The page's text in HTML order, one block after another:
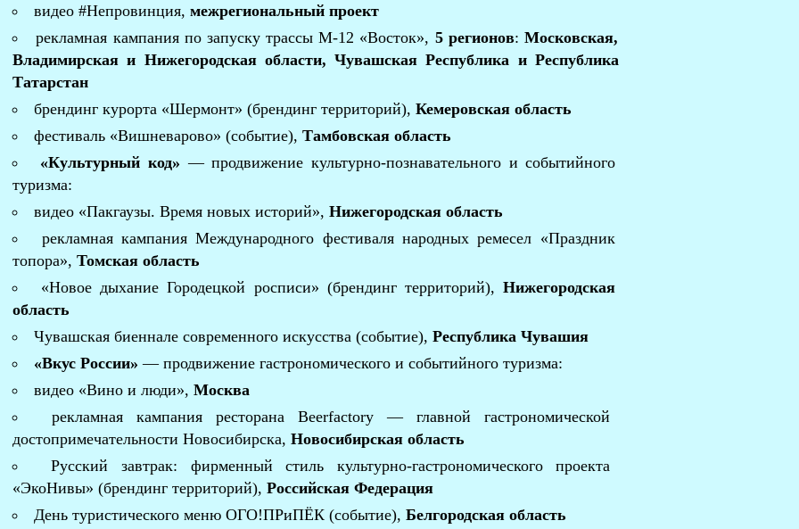
видео #Непровинция, межрегиональный проект
рекламная кампания по запуску трассы М-12 «Восток», 5 регионов: Московская,
Владимирская и Нижегородская области, Чувашская Республика и Республика
Татарстан
брендинг курорта «Шермонт» (брендинг территорий), Кемеровская область
фестиваль «Вишневарово» (событие), Тамбовская область
«Культурный код» — продвижение культурно-познавательного и событийного
туризма:
видео «Пакгаузы. Время новых историй», Нижегородская область
рекламная кампания Международного фестиваля народных ремесел «Праздник
топора», Томская область
«Новое дыхание Городецкой росписи» (брендинг территорий), Нижегородская
область
Чувашская биеннале современного искусства (событие), Республика Чувашия
«Вкус России» — продвижение гастрономического и событийного туризма:
видео «Вино и люди», Москва
рекламная кампания ресторана Beerfactory — главной гастрономической
достопримечательности Новосибирска, Новосибирская область
Русский завтрак: фирменный стиль культурно-гастрономического проекта
«ЭкоНивы» (брендинг территорий), Российская Федерация
День туристического меню ОГО!ПРиПЁК (событие), Белгородская область